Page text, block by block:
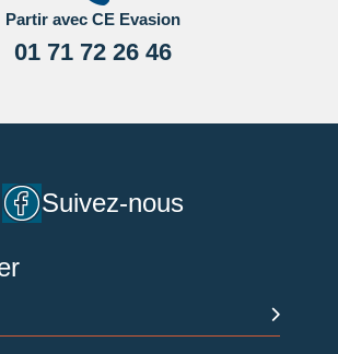
Partir avec CE Evasion
01 71 72 26 46
Suivez-nous